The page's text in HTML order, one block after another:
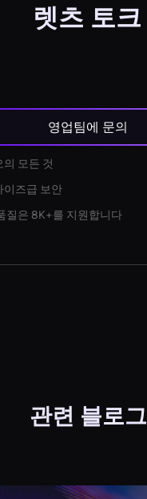
렛츠 토크
영업팀에 문의
의 모든 것
이즈급 보안
질은 8K+를 지원합니다
관련 블로그